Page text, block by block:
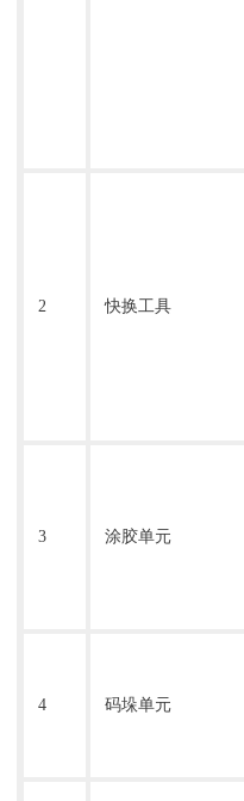
2 快换工具
3 涂胶单元
4 码垛单元